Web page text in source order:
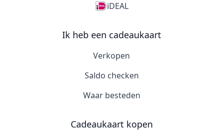
iDEAL
Ik heb een cadeaukaart
Verkopen
Saldo checken
Waar besteden
Cadeaukaart kopen